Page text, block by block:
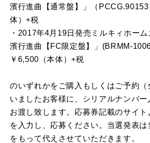
濱行進曲【通常盤】」（
体）+税
・2017年4月19日発売ミルキィホー
濱行進曲【FC限定盤】」(BRMM-
￥6,500（本体）+税
のいずれかをご購入もしくはご予約（
いましたお客様に、シリアルナンバー
お渡し致します。応募券記載のサイ
を入力し、応募ください。当選発表
をもって代えさせていただきます。